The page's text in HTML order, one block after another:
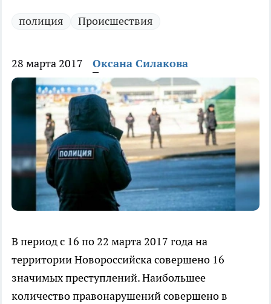
полиция Происшествия
28 марта 2017 Оксана Силакова
В период с 16 по 22 марта 2017 года на
территории Новороссийска совершено 16
значимых преступлений. Наибольшее
количество правонарушений совершено в